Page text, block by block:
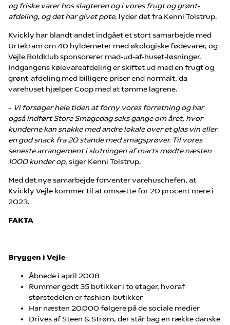
og friske varer hos slagteren og i vores frugt og grønt-
afdeling, og det har givet pote, lyder det fra Kenni Tolstrup.
Kvickly har blandt andet indgået et stort samarbejde med
Urtekram om 40 hyldemeter med økologiske fødevarer, og
Vejle Boldklub sponsorerer mad-ud-af-huset-løsninger.
Indgangens kølevareafdeling er skiftet ud med en frugt og
grønt-afdeling med billigere priser end normalt, da
varehuset hjælper Coop med at tømme lagrene.
– Vi forsøger hele tiden at forny vores forretning og har
også indført Store Smagedag seks gange om året, hvor
kunderne kan snakke med andre lokale over et glas vin eller
en god snack fra 20 stande med smagsprøver. Til vores
seneste arrangement i slutningen af marts mødte næsten
1000 kunder op, siger Kenni Tolstrup.
Med det nye samarbejde forventer varehuschefen, at
Kvickly Vejle kommer til at omsætte for 20 procent mere i
2023.
FAKTA
Bryggen i Vejle
Åbnede i april 2008
Rummer godt 35 butikker i to etager, hvoraf
størstedelen er fashion-butikker
Har næsten 20.000 følgere på de sociale medier
Drives af Steen & Strøm, der står bag en række danske